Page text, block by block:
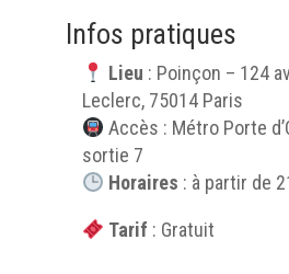
Infos pratiques
Lieu : Poinçon – 124
Leclerc, 75014 Paris
Accès : Métro Porte
sortie 7
Horaires : à partir de
Tarif : Gratuit